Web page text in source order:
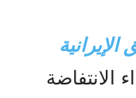
الانتفاضة